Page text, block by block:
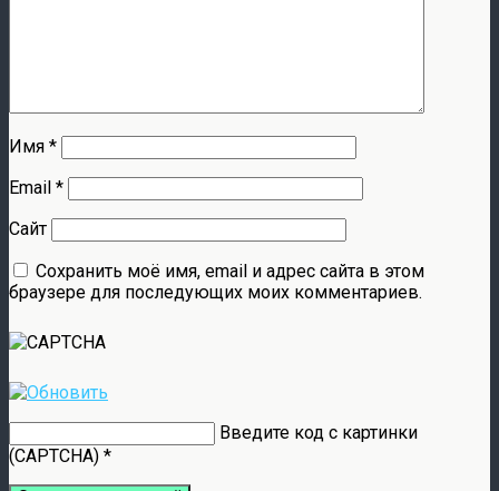
Имя *
Email *
Сайт
Сохранить моё имя, email и адрес сайта в этом
браузере для последующих моих комментариев.
Введите код с картинки
(CAPTCHA) *